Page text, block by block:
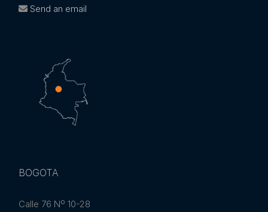
Send an email
BOGOTA
Calle 76 Nº 10-28